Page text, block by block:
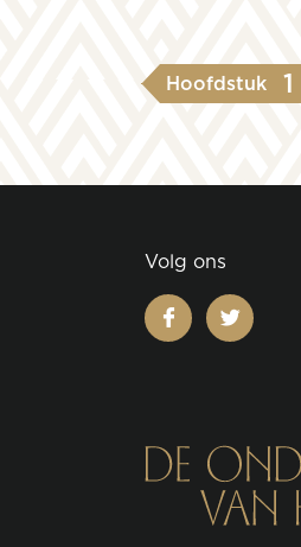
Hoofdstuk 1
Volg ons
facebooktwitter